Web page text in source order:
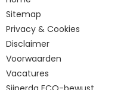
Sitemap
Privacy & Cookies
Disclaimer
Voorwaarden
Vacatures